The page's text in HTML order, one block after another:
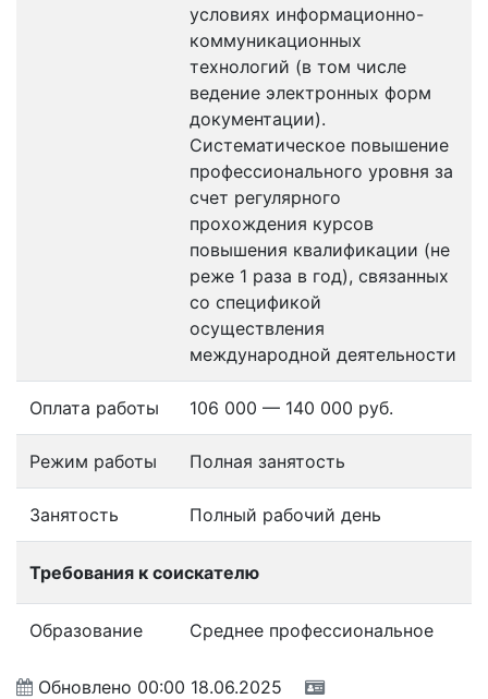
условиях информационно-
коммуникационных
технологий (в том числе
ведение электронных форм
документации).
Систематическое повышение
профессионального уровня за
счет регулярного
прохождения курсов
повышения квалификации (не
реже 1 раза в год), связанных
со спецификой
осуществления
международной деятельности
Оплата работы 106 000 — 140 000 руб.
Режим работы Полная занятость
Занятость Полный рабочий день
Требования к соискателю
Образование Среднее профессиональное
Обновлено 00:00 18.06.2025